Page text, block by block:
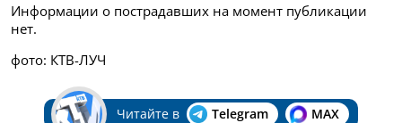
Информации о пострадавших на момент публикации
нет.
фото: КТВ-ЛУЧ
Читайте в Telegram MAX